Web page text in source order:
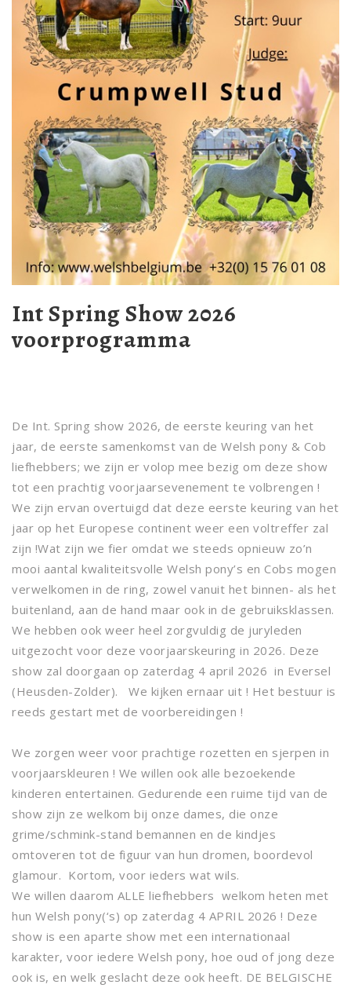
Int Spring Show 2026
voorprogramma
De Int. Spring show 2026, de eerste keuring van het
jaar, de eerste samenkomst van de Welsh pony & Cob
liefhebbers; we zijn er volop mee bezig om deze show
tot een prachtig voorjaarsevenement te volbrengen !
We zijn ervan overtuigd dat deze eerste keuring van het
jaar op het Europese continent weer een voltreffer zal
zijn !Wat zijn we fier omdat we steeds opnieuw zo’n
mooi aantal kwaliteitsvolle Welsh pony’s en Cobs mogen
verwelkomen in de ring, zowel vanuit het binnen- als het
buitenland, aan de hand maar ook in de gebruiksklassen.
We hebben ook weer heel zorgvuldig de juryleden
uitgezocht voor deze voorjaarskeuring in 2026. Deze
show zal doorgaan op zaterdag 4 april 2026 in Eversel
(Heusden-Zolder). We kijken ernaar uit ! Het bestuur is
reeds gestart met de voorbereidingen !
We zorgen weer voor prachtige rozetten en sjerpen in
voorjaarskleuren ! We willen ook alle bezoekende
kinderen entertainen. Gedurende een ruime tijd van de
show zijn ze welkom bij onze dames, die onze
grime/schmink-stand bemannen en de kindjes
omtoveren tot de figuur van hun dromen, boordevol
glamour. Kortom, voor ieders wat wils.
We willen daarom ALLE liefhebbers welkom heten met
hun Welsh pony(‘s) op zaterdag 4 APRIL 2026 ! Deze
show is een aparte show met een internationaal
karakter, voor iedere Welsh pony, hoe oud of jong deze
ook is, en welk geslacht deze ook heeft. DE BELGISCHE